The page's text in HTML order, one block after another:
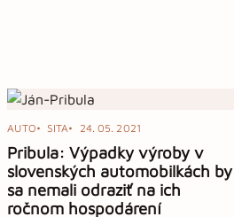
AUTO SITA 24. 05. 2021
Pribula: Výpadky výroby v
slovenských automobilkách by
sa nemali odraziť na ich
ročnom hospodárení